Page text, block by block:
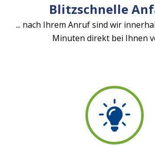
Blitzschnelle
... nach Ihrem Anruf sind wir
Minuten direkt bei Ihnen